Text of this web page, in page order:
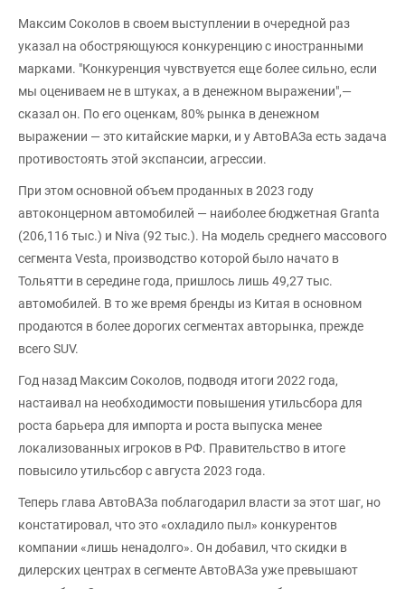
Максим Соколов в своем выступлении в очередной раз
указал на обостряющуюся конкуренцию с иностранными
марками. "Конкуренция чувствуется еще более сильно, если
мы оцениваем не в штуках, а в денежном выражении",—
сказал он. По его оценкам, 80% рынка в денежном
выражении — это китайские марки, и у АвтоВАЗа есть задача
противостоять этой экспансии, агрессии.
При этом основной объем проданных в 2023 году
автоконцерном автомобилей — наиболее бюджетная Granta
(206,116 тыс.) и Niva (92 тыс.). На модель среднего массового
сегмента Vesta, производство которой было начато в
Тольятти в середине года, пришлось лишь 49,27 тыс.
автомобилей. В то же время бренды из Китая в основном
продаются в более дорогих сегментах авторынка, прежде
всего SUV.
Год назад Максим Соколов, подводя итоги 2022 года,
настаивал на необходимости повышения утильсбора для
роста барьера для импорта и роста выпуска менее
локализованных игроков в РФ. Правительство в итоге
повысило утильсбор с августа 2023 года.
Теперь глава АвтоВАЗа поблагодарил власти за этот шаг, но
констатировал, что это «охладило пыл» конкурентов
компании «лишь ненадолго». Он добавил, что скидки в
дилерских центрах в сегменте АвтоВАЗа уже превышают